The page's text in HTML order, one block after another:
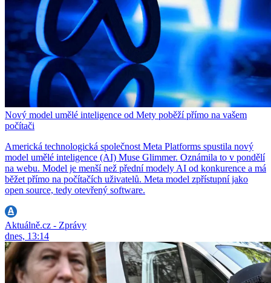
Nový model umělé inteligence od Mety poběží přímo na vašem
počítači
Americká technologická společnost Meta Platforms spustila nový
model umělé inteligence (AI) Muse Glimmer. Oznámila to v pondělí
na webu. Model je menší než přední modely AI od konkurence a má
běžet přímo na počítačích uživatelů. Meta model zpřístupní jako
open source, tedy otevřený software.
Aktuálně.cz - Zprávy
dnes, 13:14